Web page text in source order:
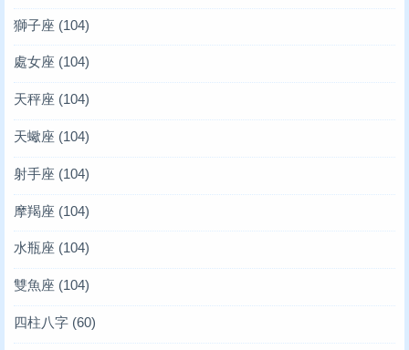
獅子座 (104)
處女座 (104)
天秤座 (104)
天蠍座 (104)
射手座 (104)
摩羯座 (104)
水瓶座 (104)
雙魚座 (104)
四柱八字 (60)